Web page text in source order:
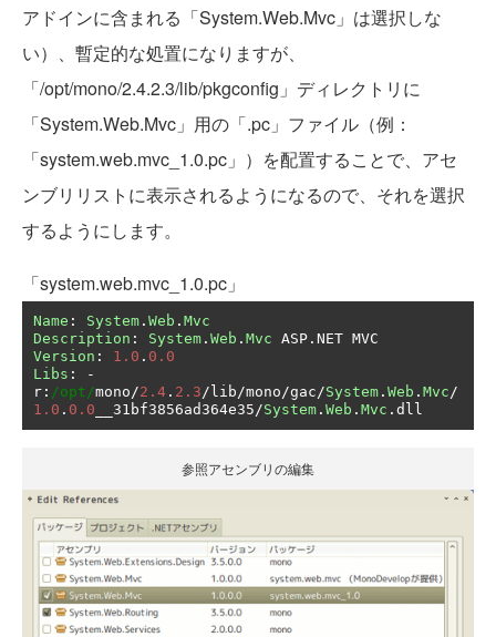
アドインに含まれる「System.Web.Mvc」は選択しな
い）、暫定的な処置になりますが、
「/opt/mono/2.4.2.3/lib/pkgconfig」ディレクトリに
「System.Web.Mvc」用の「.pc」ファイル（例：
「system.web.mvc_1.0.pc」）を配置することで、アセ
ンブリリストに表示されるようになるので、それを選択
するようにします。
「system.web.mvc_1.0.pc」
Name : System . Web . Mvc
Description : System . Web . Mvc ASP .
Version : 1.0 . 0.0
Libs :
-
r : /opt/mono/2.4 . 2.3/ lib/mono/gac/System . Web . Mvc/
1.0 . 0.0 __31bf3856ad364e35/System . Web . Mvc . dll
参照アセンブリの編集